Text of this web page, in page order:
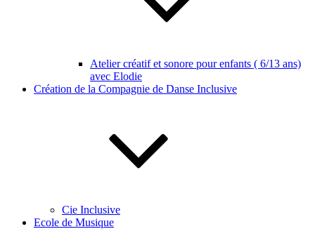
Atelier créatif et sonore pour enfants ( 6/13 ans)
avec Elodie
Création de la Compagnie de Danse Inclusive
Cie Inclusive
Ecole de Musique